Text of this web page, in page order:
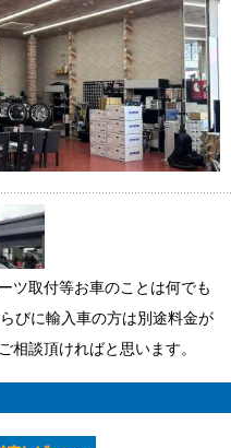
ツ取付等お車のことは何でも
びに輸入車の方は別途料金が
相談頂ければと思います。